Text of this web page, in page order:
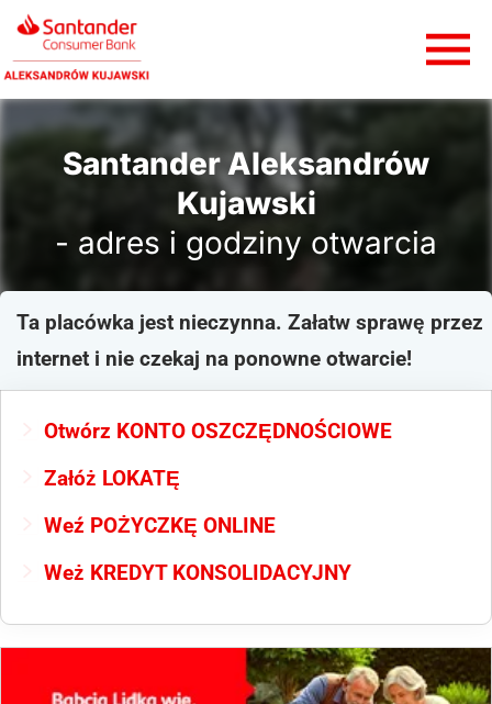
Santander Aleksandrów
Kujawski
- adres i godziny otwarcia
Ta placówka jest nieczynna. Załatw sprawę przez
internet i nie czekaj na ponowne otwarcie!
Otwórz KONTO OSZCZĘDNOŚCIOWE
Załóż LOKATĘ
Weź POŻYCZKĘ ONLINE
Weż KREDYT KONSOLIDACYJNY